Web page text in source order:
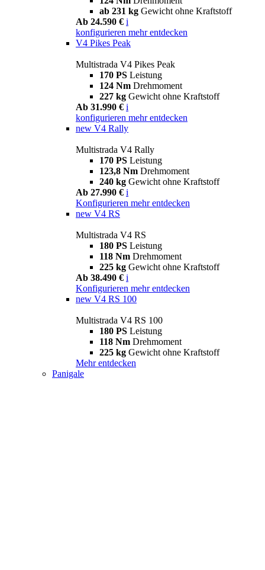
ab 231 kg Gewicht ohne Kraftstoff
Ab 24.590 € i
konfigurieren mehr entdecken
V4 Pikes Peak
Multistrada V4 Pikes Peak
170 PS Leistung
124 Nm Drehmoment
227 kg Gewicht ohne Kraftstoff
Ab 31.990 € i
konfigurieren mehr entdecken
new V4 Rally
Multistrada V4 Rally
170 PS Leistung
123,8 Nm Drehmoment
240 kg Gewicht ohne Kraftstoff
Ab 27.990 € i
Konfigurieren mehr entdecken
new V4 RS
Multistrada V4 RS
180 PS Leistung
118 Nm Drehmoment
225 kg Gewicht ohne Kraftstoff
Ab 38.490 € i
Konfigurieren mehr entdecken
new V4 RS 100
Multistrada V4 RS 100
180 PS Leistung
118 Nm Drehmoment
225 kg Gewicht ohne Kraftstoff
Mehr entdecken
Panigale